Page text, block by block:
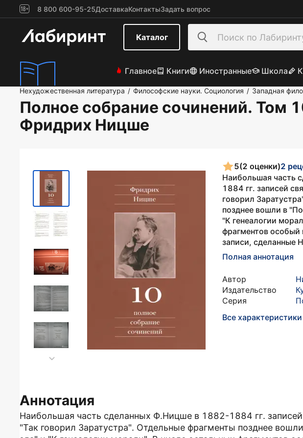
8 800 600-95-25ДоставкаКонтактыЗадать вопрос
Каталог
Главное Книги Иностранные Школа
Нехудожественная литература / Философские науки. Социология / Западная
Полное собрание сочинений. Том
Фридрих Ницше
5(2 оценки)2
Наибольшая часть
1884 гг. записей
говорил
позднее вошли в
"К генеалогии
фрагментов особый
записи, сделанные
Полная аннотация
Автор
Издательство
Серия
Все характеристики
Аннотация
Наибольшая часть сделанных Ф.Ницше в 1882-1884 гг. записей
"Так говорил Заратустра". Отдельные фрагменты позднее